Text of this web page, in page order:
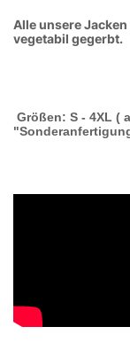
Alle unsere
vegetabil gegerbt.
Größen: S - 4XL (